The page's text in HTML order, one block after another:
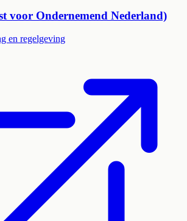
voor Ondernemend Nederland)
en regelgeving